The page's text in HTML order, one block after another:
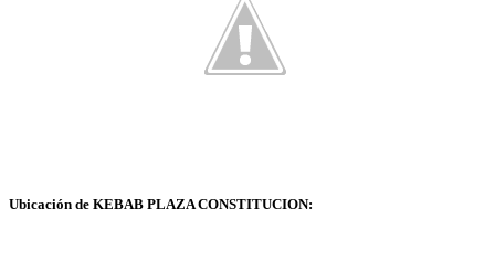
Ubicación de KEBAB PLAZA CONSTITUCION: